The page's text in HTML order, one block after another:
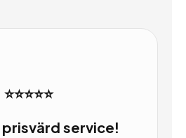
⭐⭐⭐⭐⭐
service!